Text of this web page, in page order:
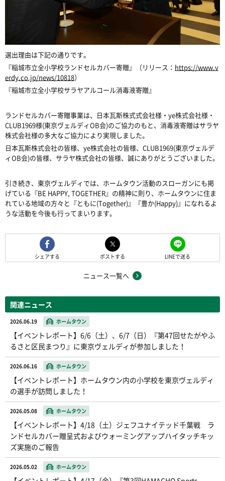
選出理由は下記の通りです。
『稲城市立全小学校ランドセルカバー寄贈』（リリース： https://www.v
erdy.co.jp/news/10818）
『稲城市立全小学校サラヤアルコール消毒液寄贈』
ランドセルカバー寄贈事業は、日本瓦斯株式式会社様・ye株式会社様・
CLUB1969様(東京ヴェルディOB会)のご協力のもと、消毒液寄贈はサラヤ
株式会社様の多大なご協力により実現しました。
日本瓦斯株式会社の皆様、ye株式会社の皆様、CLUB1969(東京ヴェルデ
ィOB会)の皆様、サラヤ株式会社の皆様、誠にありがとうございました。
引き続き、東京ヴェルディでは、ホームタウン活動のスローガンにも掲
げている『BE HAPPY, TOGETHER』の精神に則り、ホームタウンに住ま
れている地域の方々と『ともに(Together)』『豊か(Happy)』になれるよ
うな活動を今後も行ってまいります。
シェアする ポストする LINEで送る
ニュース一覧へ
関連ニュース
2026.06.19 ホームタウン
【イベントレポート】6/6（土）、6/7（日）『第47回せたがやふ
るさと区民まつり』に東京ヴェルディが参加しました！
2026.06.16 ホームタウン
【イベントレポート】ホームタウン内の小学校を東京ヴェルディ
の選手が訪問しました！
2026.05.08 ホームタウン
【イベントレポート】4/18（土）ジェフユナイテッド千葉戦 ラ
ンドセルカバー贈呈式およびウォーミングアップハイタッチキッ
ズ実施のご報告
2026.05.02 ホームタウン